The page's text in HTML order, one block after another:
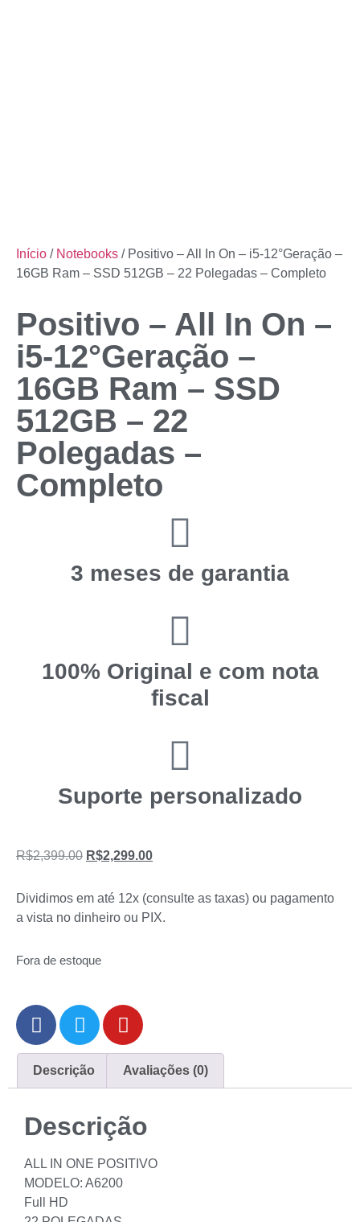
Início / Notebooks / Positivo – All In On – i5-12°Geração –
16GB Ram – SSD 512GB – 22 Polegadas – Completo
Positivo – All In On –
i5-12°Geração –
16GB Ram – SSD
512GB – 22
Polegadas –
Completo
3 meses de garantia
100% Original e com nota
fiscal
Suporte personalizado
R$2,399.00 R$2,299.00
Dividimos em até 12x (consulte as taxas) ou pagamento
a vista no dinheiro ou PIX.
Fora de estoque
Descrição Avaliações (0)
Descrição
ALL IN ONE POSITIVO
MODELO: A6200
Full HD